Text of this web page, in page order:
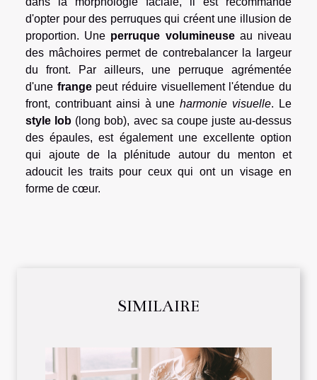
d'opter pour des perruques qui créent une illusion de
proportion. Une perruque volumineuseau niveau
des mâchoires permet de contrebalancer la largeur
du front. Par ailleurs, une perruque agrémentée
d'une frangepeut réduire visuellement l'étendue du
front, contribuant ainsi à uneharmonie visuelle. Le
style lob (long bob), avec sa coupe juste au-dessus
des épaules, est également une excellente option
qui ajoute de la plénitude autour du menton et
adoucit les traits pour ceux qui ont un visage en
forme de cœur.
SIMILAIRE